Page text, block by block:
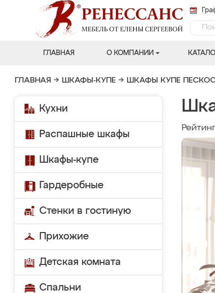
ГЛАВНАЯ О КОМПАНИИ КАТАЛОГ
ГЛАВНАЯ → ШКАФЫ-КУПЕ → ШКАФЫ КУПЕ
Кухни
Распашные шкафы
Шкафы-купе
Гардеробные
Стенки в гостиную
Прихожие
Детская комната
Спальни